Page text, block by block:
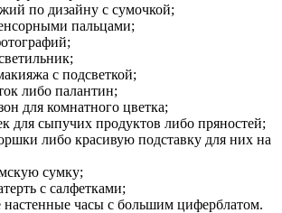
по дизайну с сумочкой;
пальцами;
с подсветкой;
либо палантин;
для комнатного цветка;
для сыпучих продуктов либо пряностей;
либо красивую подставку для них на
сумку;
с салфетками;
настенные часы с большим циферблатом.